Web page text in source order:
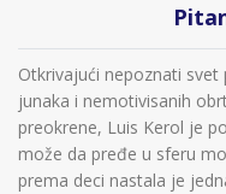
Otkrivajući nepoznati svet
junaka i nemotivisanih
preokrene, Luis Kerol je
može da pređe u sferu
prema deci nastala je